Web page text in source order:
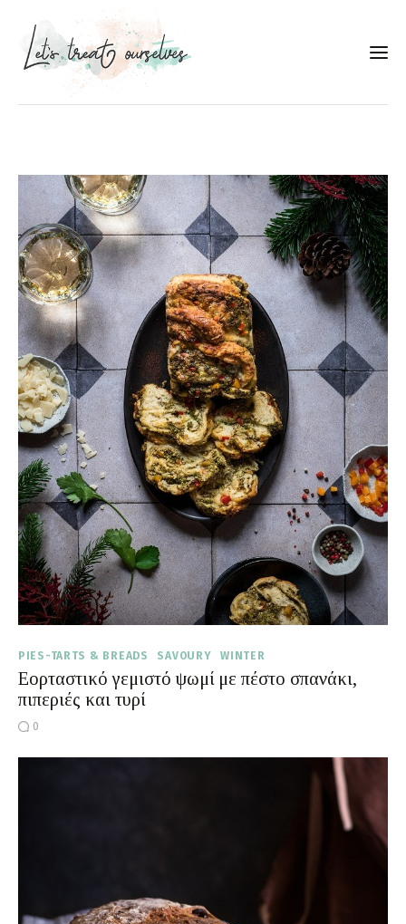
Portfolio
Services
Food photography tips
Επικοινωνία
Συνεργασίες
Moments of Mine
FAQ
PIES-TARTS & BREADS SAVOURY WINTER
Εορταστικό γεμιστό ψωμί με πέστο σπανάκι,
πιπεριές και τυρί
0